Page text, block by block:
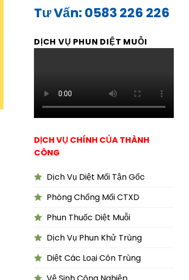
Tư Vấn: 0583 226 226
DỊCH VỤ PHUN DIỆT MUỖI
DỊCH VỤ CHÍNH CỦA THÀNH
CÔNG
Dịch Vụ Diệt Mối Tận Gốc
Phòng Chống Mối CTXD
Phun Thuốc Diệt Muỗi
Dịch Vụ Phun Khử Trùng
Diệt Các Loại Côn Trùng